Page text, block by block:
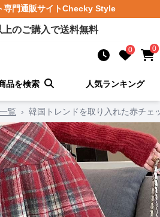
専門通販サイトChecky Style
上のご購入で送料無料
0 0
品を検索 人気ランキング
覧 › 韓国トレンドを取り入れた赤チェ